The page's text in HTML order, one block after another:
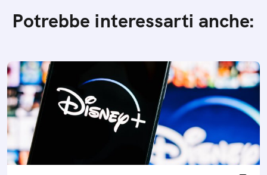
Potrebbe interessarti anche: